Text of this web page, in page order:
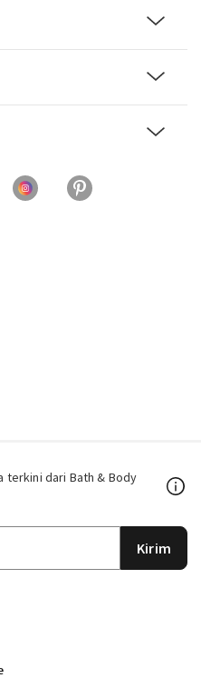
terkini dari Bath & Body
Kirim